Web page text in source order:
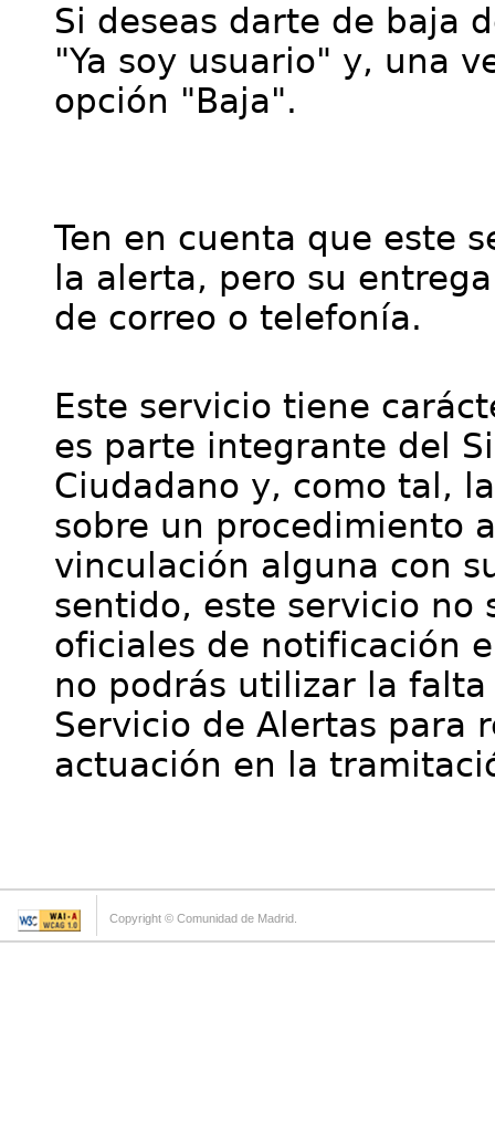
Si deseas darte de baja
"Ya soy usuario" y, una
opción "Baja".
Ten en cuenta que este
la alerta, pero su
de correo o telefonía.
Este servicio tiene
es parte integrante del
Ciudadano y, como tal,
sobre un procedimiento
vinculación alguna con
sentido, este servicio no
oficiales de notificación
no podrás utilizar la
Servicio de Alertas para
actuación en la
Copyright © Comunidad de Madrid.